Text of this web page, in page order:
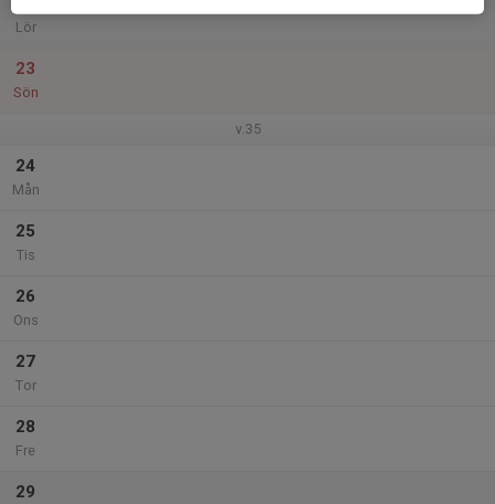
Lör
23
Sön
v.35
24
Mån
25
Tis
26
Ons
27
Tor
28
Fre
29